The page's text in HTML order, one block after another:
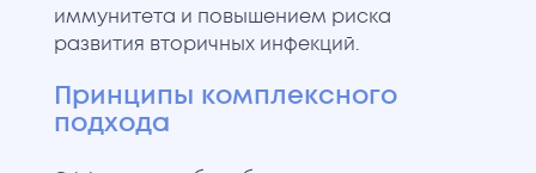
иммунитета и повышением риска
развития вторичных инфекций.
Принципы комплексного
подхода